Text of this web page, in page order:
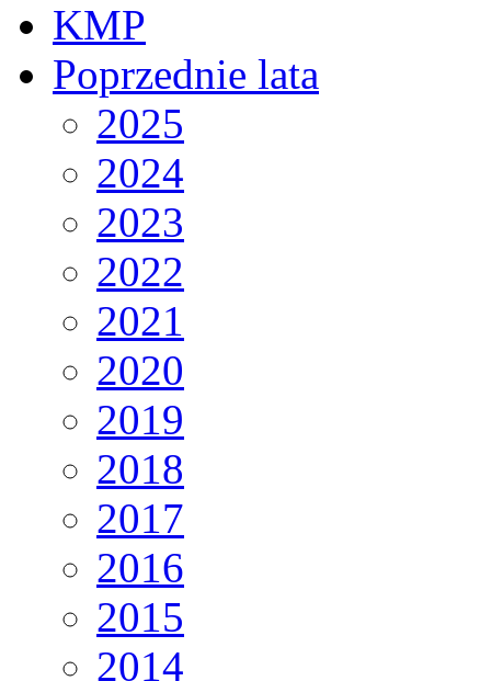
KMP
Poprzednie lata
2025
2024
2023
2022
2021
2020
2019
2018
2017
2016
2015
2014